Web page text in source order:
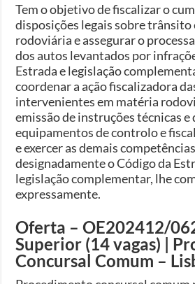
Tem o objetivo de fiscalizar o
disposições legais sobre trânsito
rodoviária e assegurar o
dos autos levantados por
Estrada e legislação
coordenar a ação fiscalizadora
intervenientes em matéria
emissão de instruções técnicas e
equipamentos de controlo e
e exercer as demais
designadamente o Código da
legislação complementar, lhe
expressamente.
Oferta – OE202412/
Superior (14 vagas) |
Concursal Comum –